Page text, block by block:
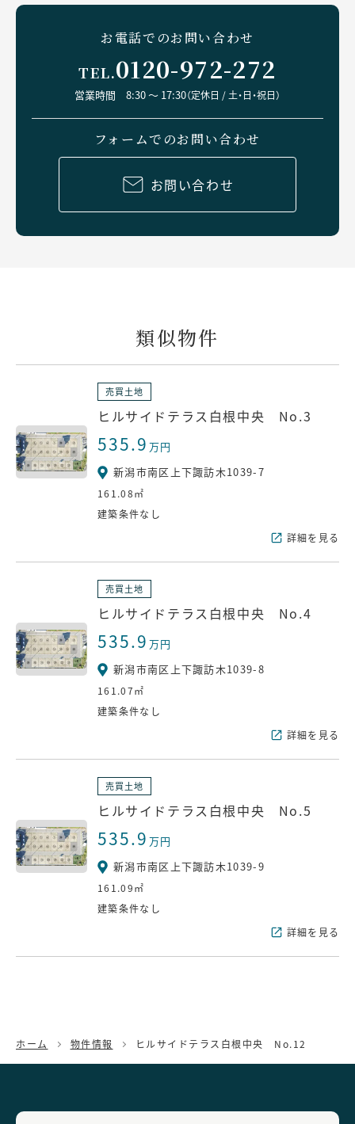
お電話でのお問い合わせ
TEL.0120-972-272
営業時間 8:30 ～ 17:30（定休日 / 土・日・祝日）
フォームでのお問い合わせ
お問い合わせ
類似物件
売買土地
ヒルサイドテラス白根中央 No.3
535.9 万円
新潟市南区上下諏訪木1039-7
161.08㎡
建築条件なし
詳細を見る
売買土地
ヒルサイドテラス白根中央 No.4
535.9 万円
新潟市南区上下諏訪木1039-8
161.07㎡
建築条件なし
詳細を見る
売買土地
ヒルサイドテラス白根中央 No.5
535.9 万円
新潟市南区上下諏訪木1039-9
161.09㎡
建築条件なし
詳細を見る
ホーム 物件情報 ヒルサイドテラス白根中央 No.12